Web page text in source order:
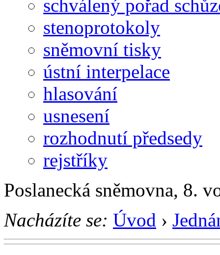
schválený pořad
stenoprotokoly
sněmovní tisky
ústní interpelace
hlasování
usnesení
rozhodnutí předsedy
rejstříky
Poslanecká sněmovna, 8.
Nacházíte se: Úvod ›